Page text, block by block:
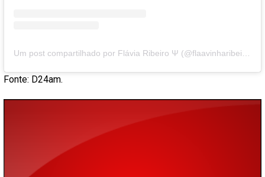
Um post compartilhado por Flávia Ribeiro Ψ (@flaavinharibeiroo)
Fonte: D24am.